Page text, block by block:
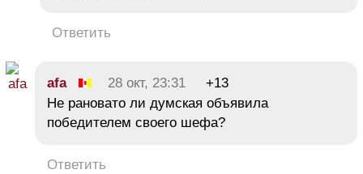
Ответить
afa 28 окт, 23:31
+13
Не рановато ли думская объявила
победителем своего шефа?
Ответить